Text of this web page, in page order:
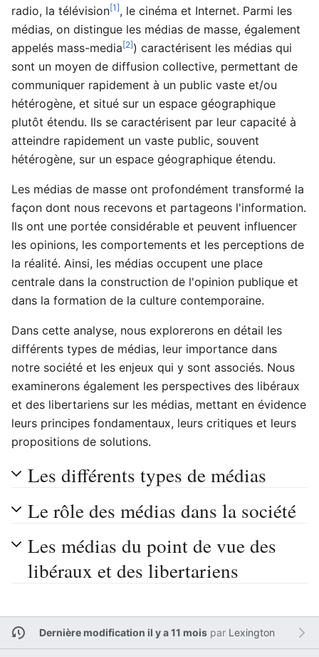
radio, la télévision[1], le cinéma et Internet. Parmi les
médias, on distingue les médias de masse, également
appelés mass-media[2]) caractérisent les médias qui
sont un moyen de diffusion collective, permettant de
communiquer rapidement à un public vaste et/ou
hétérogène, et situé sur un espace géographique
plutôt étendu. Ils se caractérisent par leur capacité à
atteindre rapidement un vaste public, souvent
hétérogène, sur un espace géographique étendu.
Les médias de masse ont profondément transformé la
façon dont nous recevons et partageons l'information.
Ils ont une portée considérable et peuvent influencer
les opinions, les comportements et les perceptions de
la réalité. Ainsi, les médias occupent une place
centrale dans la construction de l'opinion publique et
dans la formation de la culture contemporaine.
Dans cette analyse, nous explorerons en détail les
différents types de médias, leur importance dans
notre société et les enjeux qui y sont associés. Nous
examinerons également les perspectives des libéraux
et des libertariens sur les médias, mettant en évidence
leurs principes fondamentaux, leurs critiques et leurs
propositions de solutions.
Les différents types de médias
Le rôle des médias dans la société
Les médias du point de vue des
libéraux et des libertariens
Dernière modification il y a 11 moispar Lexington